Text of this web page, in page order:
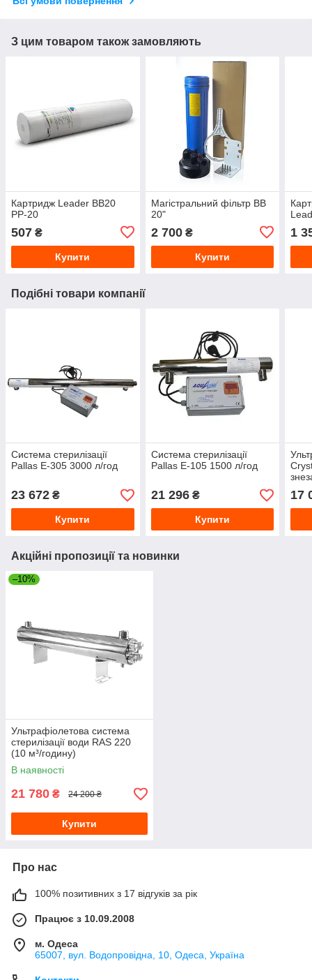
З цим товаром також замовляють
Картридж Leader ВВ20
PP-20
507 ₴
Купити
Магістральний фільтр BB
20"
2 700₴
Купити
1
Подібні товари компанії
Система стерилізації
Pallas E-305 3000 л/год
23 672 ₴
Купити
Система стерилізації
Pallas E-105 1500 л/год
21 296₴
Купити
год
17
Акційні пропозиції та новинки
–10%
Ультрафіолетова система
стерилізації води RAS 220
(10 м³/годину)
В наявності
21 780 ₴ 24 200 ₴
Купити
Про нас
100% позитивних з 17 відгуків за рік
Працює з 10.09.2008
м. Одеса
65007, вул. Водопровідна, 10, Одеса, Україна